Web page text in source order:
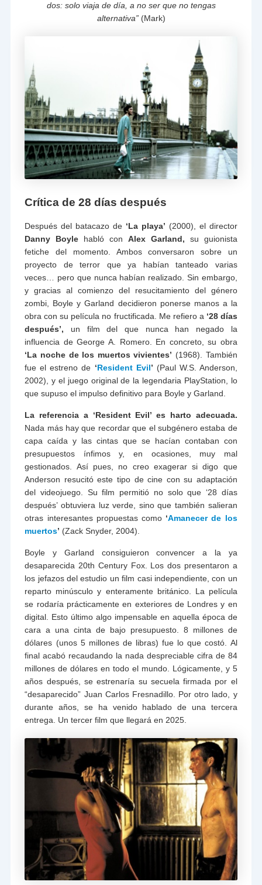
dos: solo viaja de día, a no ser que no tengas
alternativa”(Mark)
Crítica de 28 días después
Después del batacazo de ‘La playa’ (2000), el director
Danny Boyle habló con Alex Garland, su guionista
fetiche del momento. Ambos conversaron sobre un
proyecto de terror que ya habían tanteado varias
veces… pero que nunca habían realizado. Sin embargo,
y gracias al comienzo del resucitamiento del género
zombi, Boyle y Garland decidieron ponerse manos a la
obra con su película no fructificada. Me refiero a ‘28 días
después’, un film del que nunca han negado la
influencia de George A. Romero. En concreto, su obra
‘La noche de los muertos vivientes’ (1968). También
fue el estreno de ‘Resident Evil’ (Paul W.S. Anderson,
2002), y el juego original de la legendaria PlayStation, lo
que supuso el impulso definitivo para Boyle y Garland.
La referencia a ‘Resident Evil’ es harto adecuada.
Nada más hay que recordar que el subgénero estaba de
capa caída y las cintas que se hacían contaban con
presupuestos ínfimos y, en ocasiones, muy mal
gestionados. Así pues, no creo exagerar si digo que
Anderson resucitó este tipo de cine con su adaptación
del videojuego. Su film permitió no solo que ‘28 días
después’ obtuviera luz verde, sino que también salieran
otras interesantes propuestas como ‘Amanecer de los
muertos’ (Zack Snyder, 2004).
Boyle y Garland consiguieron convencer a la ya
desaparecida 20th Century Fox. Los dos presentaron a
los jefazos del estudio un film casi independiente, con un
reparto minúsculo y enteramente británico. La película
se rodaría prácticamente en exteriores de Londres y en
digital. Esto último algo impensable en aquella época de
cara a una cinta de bajo presupuesto. 8 millones de
dólares (unos 5 millones de libras) fue lo que costó. Al
final acabó recaudando la nada despreciable cifra de 84
millones de dólares en todo el mundo. Lógicamente, y 5
años después, se estrenaría su secuela firmada por el
“desaparecido” Juan Carlos Fresnadillo. Por otro lado, y
durante años, se ha venido hablado de una tercera
entrega. Un tercer film que llegará en 2025.